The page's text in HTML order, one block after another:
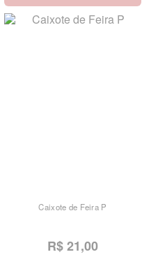
Caixote de Feira P
R$ 21,00